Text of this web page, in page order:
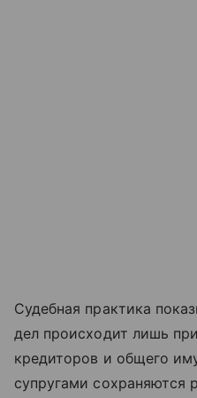
Судебная практика
дел происходит лишь
кредиторов и общего
супругами сохраняются